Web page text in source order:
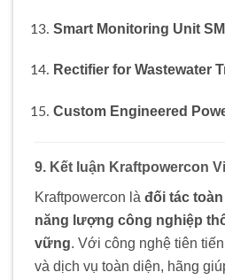
Smart Monitoring Unit
Rectifier for Wastewater
Custom Engineered
9. Kết luận Kraftpowercon
Kraftpowercon là đối tác
năng lượng công nghiệp
vững. Với công nghệ tiên
và dịch vụ toàn diện, hãng